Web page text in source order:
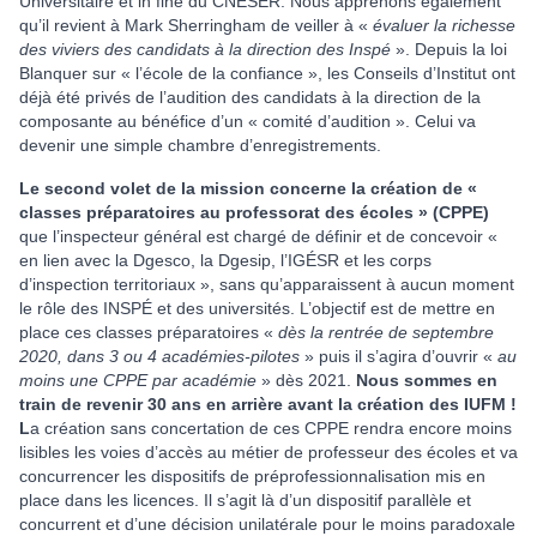
qu’il revient à Mark Sherringham de veiller à « évaluer la richesse
des viviers des candidats à la direction des Inspé ». Depuis la loi
Blanquer sur « l’école de la confiance », les Conseils d’Institut ont
déjà été privés de l’audition des candidats à la direction de la
composante au bénéfice d’un « comité d’audition ». Celui va
devenir une simple chambre d’enregistrements.
Le second volet de la mission concerne la création de «
classes préparatoires au professorat des écoles » (CPPE)
que l’inspecteur général est chargé de définir et de concevoir «
en lien avec la Dgesco, la Dgesip, l’IGÉSR et les corps
d’inspection territoriaux », sans qu’apparaissent à aucun moment
le rôle des INSPÉ et des universités. L’objectif est de mettre en
place ces classes préparatoires « dès la rentrée de septembre
2020, dans 3 ou 4 académies-pilotes » puis il s’agira d’ouvrir « au
moins une CPPE par académie » dès 2021. Nous sommes en
train de revenir 30 ans en arrière avant la création des IUFM !
La création sans concertation de ces CPPE rendra encore moins
lisibles les voies d’accès au métier de professeur des écoles et va
concurrencer les dispositifs de préprofessionnalisation mis en
place dans les licences. Il s’agit là d’un dispositif parallèle et
concurrent et d’une décision unilatérale pour le moins paradoxale